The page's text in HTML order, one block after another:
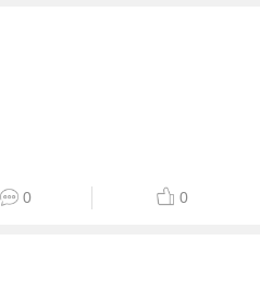
0 0